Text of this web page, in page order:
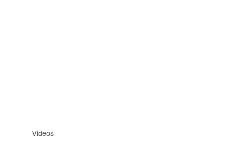
Videos